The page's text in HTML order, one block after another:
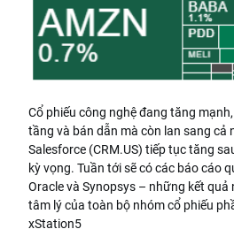
Cổ phiếu công nghệ đang tăng
tầng và bán dẫn mà còn lan sang cả
Salesforce (CRM.US) tiếp tục tăng
kỳ vọng. Tuần tới sẽ có các báo cáo
Oracle và Synopsys – những kết quả
tâm lý của toàn bộ nhóm cổ phiếu
xStation5